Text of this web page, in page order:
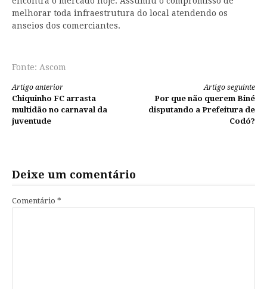
melhorar toda infraestrutura do local atendendo os
anseios dos comerciantes.
Fonte: Ascom
Continue
lendo
Artigo anterior
Chiquinho FC arrasta
multidão no carnaval da
juventude
Artigo seguinte
Por que não querem Biné
disputando a Prefeitura de
Codó?
Deixe um comentário
Comentário *